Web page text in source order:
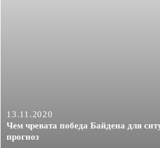
13.11.2020
Чем чревата победа Байдена для
прогноз